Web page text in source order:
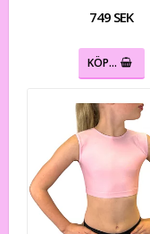
749 SEK
KÖP…